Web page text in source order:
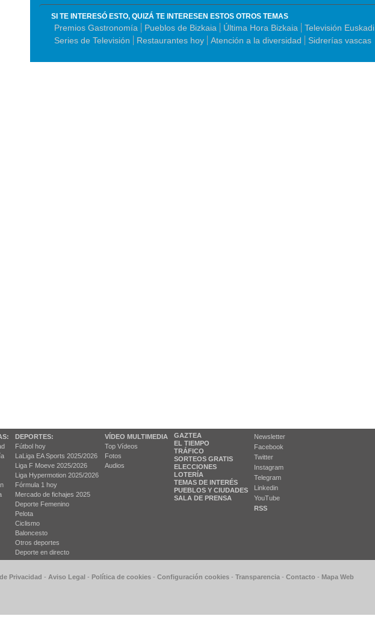
SI TE INTERESÓ ESTO, QUIZÁ TE INTERESEN ESTOS OTROS TEMAS
Premios Gastronomía Pueblos de Bizkaia Última Hora Bizkaia
Televisión Euskadi
Series de Televisión
Restaurantes hoy Atención a la diversidad Sidrerías vascas
DEPORTES:
Fútbol hoy
LaLiga EA Sports 2025/2026
Liga F Moeve 2025/2026
Liga Hypermotion 2025/2026
Fórmula 1 hoy
Mercado de fichajes 2025
Deporte Femenino
Pelota
Ciclismo
Baloncesto
Otros deportes
Deporte en directo
VÍDEO MULTIMEDIA
Top Vídeos
Fotos
Audios
GAZTEA
EL TIEMPO
TRÁFICO
SORTEOS GRATIS
ELECCIONES
LOTERÍA
TEMAS DE INTERÉS
PUEBLOS Y CIUDADES
SALA DE PRENSA
Newsletter
Facebook
Twitter
Instagram
Telegram
Linkedin
YouTube
RSS
Privacidad - Aviso Legal - Política de cookies - Configuración cookies - Transparencia - Contacto - Mapa Web